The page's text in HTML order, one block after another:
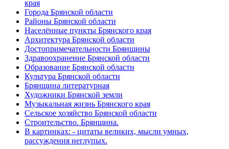
края
Города Брянской области
Районы Брянской области
Населённые пункты Брянского края
Архитектура Брянской области
Достопримечательности Брянщины
Здравоохранение Брянской области
Образование Брянской области
Культура Брянской области
Брянщина литературная
Художники Брянской земли
Музыкальная жизнь Брянского края
Сельское хозяйство Брянской области
Строительство. Брянщина.
В картинках: - цитаты великих, мысли умных,
рассуждения неглупых.